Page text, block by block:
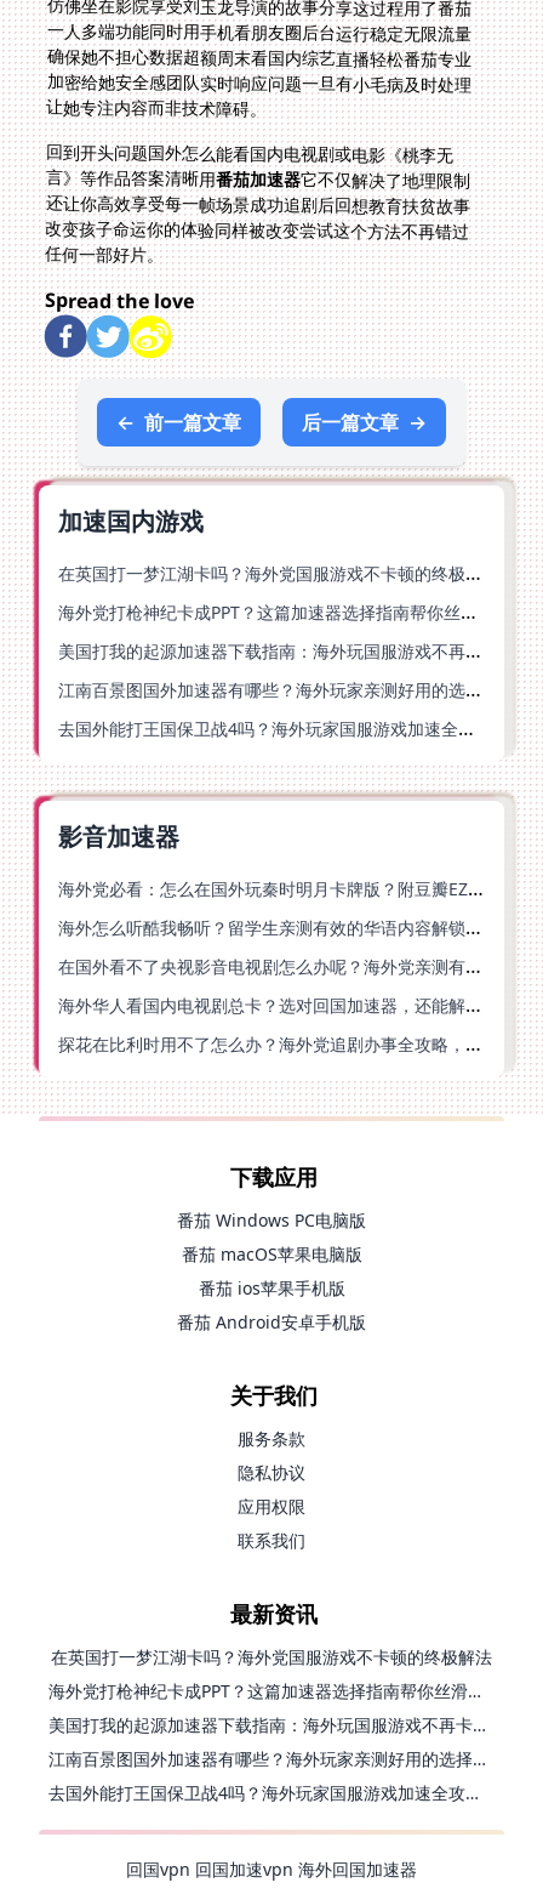
让她专注内容而非技术障碍。
回到开头问题国外怎么能看国内电视剧或电影《桃李无
言》等作品答案清晰用番茄加速器它不仅解决了地理限制
还让你高效享受每一帧场景成功追剧后回想教育扶贫故事
改变孩子命运你的体验同样被改变尝试这个方法不再错过
任何一部好片。
Spread the love
← 前一篇文章 后一篇文章 →
加速国内游戏
在英国打一梦江湖卡吗？海外党国服游戏不卡顿的终极解法
海外党打枪神纪卡成PPT？这篇加速器选择指南帮你丝滑上分
美国打我的起源加速器下载指南：海外玩国服游戏不再卡的终极方案
江南百景图国外加速器有哪些？海外玩家亲测好用的选择与避坑指南
去国外能打王国保卫战4吗？海外玩家国服游戏加速全攻略（附公主连结幻想江湖实测）
影音加速器
海外党必看：怎么在国外玩秦时明月卡牌版？附豆瓣EZCast地区限制破解法
海外怎么听酷我畅听？留学生亲测有效的华语内容解锁指南
在国外看不了央视影音电视剧怎么办呢？海外党亲测有效的回国加速方案
海外华人看国内电视剧总卡？选对回国加速器，还能解决菲律宾打不开反诈中心的问题
探花在比利时用不了怎么办？海外党追剧办事全攻略，选对加速器就够了
下载应用
番茄 Windows PC电脑版
番茄 macOS苹果电脑版
番茄 ios苹果手机版
番茄 Android安卓手机版
关于我们
服务条款
隐私协议
应用权限
联系我们
最新资讯
在英国打一梦江湖卡吗？海外党国服游戏不卡顿的终极解法
海外党打枪神纪卡成PPT？这篇加速器选择指南帮你丝滑上分
美国打我的起源加速器下载指南：海外玩国服游戏不再卡的终极方案
江南百景图国外加速器有哪些？海外玩家亲测好用的选择与避坑指南
去国外能打王国保卫战4吗？海外玩家国服游戏加速全攻略（附公主连结幻想江湖实测）
回国vpn 回国加速vpn 海外回国加速器